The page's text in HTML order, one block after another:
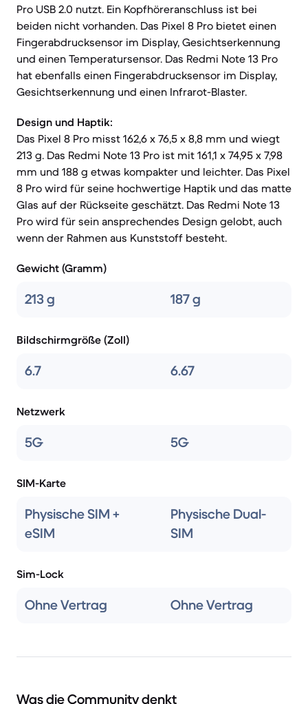
Pro USB 2.0 nutzt. Ein Kopfhöreranschluss ist bei
beiden nicht vorhanden. Das Pixel 8 Pro bietet einen
Fingerabdrucksensor im Display, Gesichtserkennung
und einen Temperatursensor. Das Redmi Note 13 Pro
hat ebenfalls einen Fingerabdrucksensor im Display,
Gesichtserkennung und einen Infrarot-Blaster.
Design und Haptik:
Das Pixel 8 Pro misst 162,6 x 76,5 x 8,8 mm und wiegt
213 g. Das Redmi Note 13 Pro ist mit 161,1 x 74,95 x 7,98
mm und 188 g etwas kompakter und leichter. Das Pixel
8 Pro wird für seine hochwertige Haptik und das matte
Glas auf der Rückseite geschätzt. Das Redmi Note 13
Pro wird für sein ansprechendes Design gelobt, auch
wenn der Rahmen aus Kunststoff besteht.
Gewicht (Gramm)
213 g 187 g
Bildschirmgröße (Zoll)
6.7 6.67
Netzwerk
5G 5G
SIM-Karte
Physische SIM +
eSIM
Physische Dual-
SIM
Sim-Lock
Ohne Vertrag Ohne Vertrag
Was die Community denkt